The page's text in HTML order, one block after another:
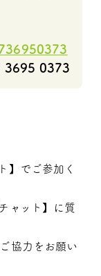
0373
でご参加く
ャット】に質
協力をお願い